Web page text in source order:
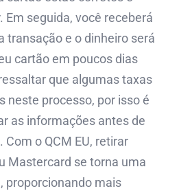
Em seguida, você receberá
transação e o dinheiro será
cartão em poucos dias
que algumas taxas
neste processo, por isso é
as informações antes de
o QCM EU, retirar
Mastercard se torna uma
proporcionando mais